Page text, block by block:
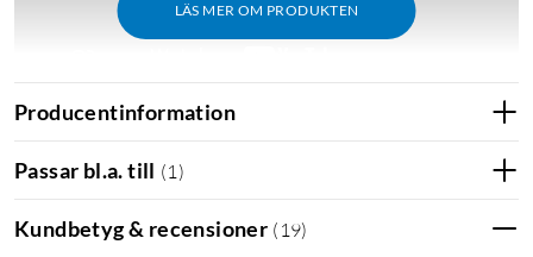
LÄS MER OM PRODUKTEN
Kompabilitet
macOS
Producentinformation
Passar bl.a. till (1 )
Kundbetyg & recensioner ( 19)